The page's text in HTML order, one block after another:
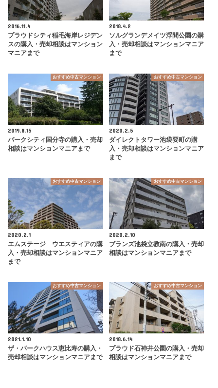
2016.11.4
プラウドシティ稲毛海岸レジデン
スの購入・売却相談はマンション
マニアまで
2018.4.2
ソルグランデメイツ浮間公園の購
入・売却相談はマンションマニア
まで
おすすめ中古マンション
2019.8.15
パークシティ国分寺の購入・売却
相談はマンションマニアまで
おすすめ中古マンション
2020.2.5
ダイレクトタワー池袋要町の購
入・売却相談はマンションマニア
まで
おすすめ中古マンション
2020.2.1
エムステージ ウエスティアの購
入・売却相談はマンションマニア
まで
おすすめ中古マンション
2020.2.10
ブランズ池袋立教南の購入・売却
相談はマンションマニアまで
おすすめ中古マンション
2021.1.10
ザ・パークハウス恵比寿の購入・
売却相談はマンションマニアまで
おすすめ中古マンション
2018.6.14
プラウド石神井公園の購入・売却
相談はマンションマニアまで